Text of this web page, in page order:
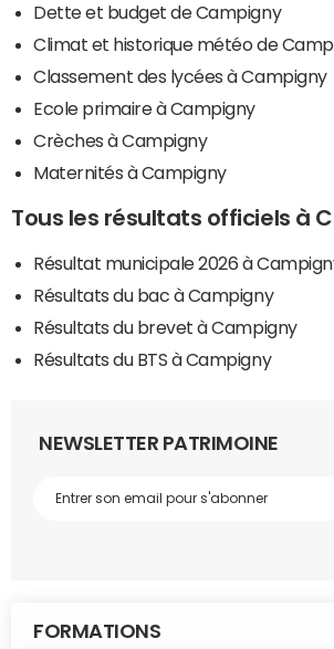
Dette et budget de Campigny
Climat et historique météo de
Classement des lycées à Campigny
Ecole primaire à Campigny
Crèches à Campigny
Maternités à Campigny
Tous les résultats officiels à
Résultat municipale 2026 à
Résultats du bac à Campigny
Résultats du brevet à Campigny
Résultats du BTS à Campigny
NEWSLETTER PATRIMOINE
FORMATIONS